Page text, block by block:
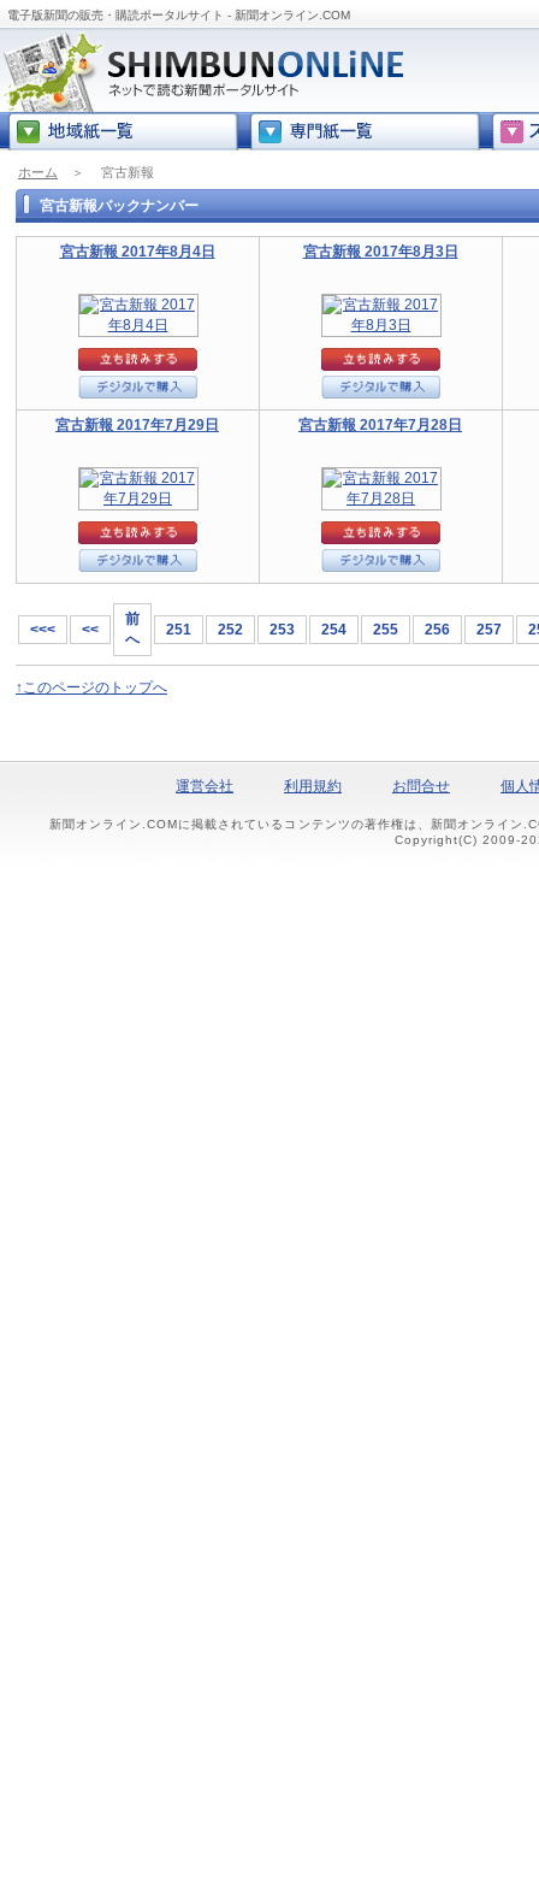
電子版新聞の販売・購読ポータルサイト - 新聞オンライン.COM
ホーム ＞ 宮古新報
宮古新報バックナンバー
宮古新報 2017年8月4日 宮古新報 2017年8月3日
宮古新報 2017年7月29日 宮古新報 2017年7月28日
<<< <<
前
へ
251 252 253 254 255 256 257
↑このページのトップへ
運営会社 利用規約 お問合せ 個人
新聞オンライン.COMに掲載されているコンテンツの著作権は、新聞オンライン
Copyright(C) 2009-